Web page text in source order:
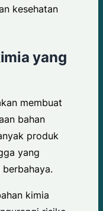
kesehatan
yang
membuat
bahan
produk
yang
kimia